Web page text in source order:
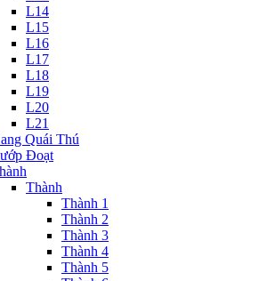
L14
L15
L16
L17
L18
L19
L20
L21
Quái Thú
Đoạt
Thành
Thành 1
Thành 2
Thành 3
Thành 4
Thành 5